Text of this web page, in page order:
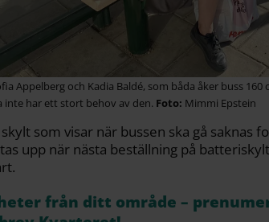
Appelberg och Kadia Baldé, som båda åker buss
inte har ett stort behov av den.
Mimmi Epstein
skylt som visar när bussen ska gå saknas
upp när nästa beställning på
från ditt område –